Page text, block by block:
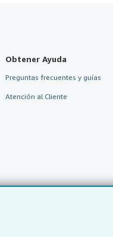
Obtener Ayuda
Preguntas frecuentes y guías
Atención al Cliente